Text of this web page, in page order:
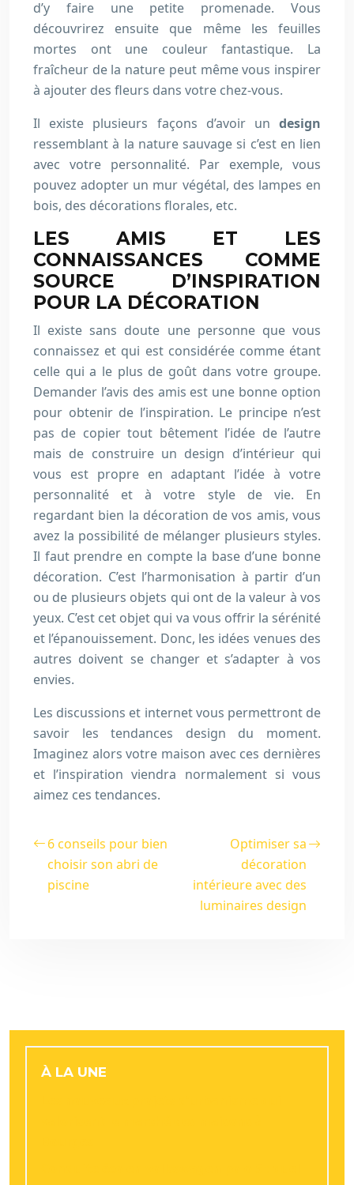
d’y faire une petite promenade. Vous
découvrirez ensuite que même les feuilles
mortes ont une couleur fantastique. La
fraîcheur de la nature peut même vous inspirer
à ajouter des fleurs dans votre chez-vous.
Il existe plusieurs façons d’avoir un design
ressemblant à la nature sauvage si c’est en lien
avec votre personnalité. Par exemple, vous
pouvez adopter un mur végétal, des lampes en
bois, des décorations florales, etc.
LES AMIS ET LES
CONNAISSANCES COMME
SOURCE D’INSPIRATION
POUR LA DÉCORATION
Il existe sans doute une personne que vous
connaissez et qui est considérée comme étant
celle qui a le plus de goût dans votre groupe.
Demander l’avis des amis est une bonne option
pour obtenir de l’inspiration. Le principe n’est
pas de copier tout bêtement l’idée de l’autre
mais de construire un design d’intérieur qui
vous est propre en adaptant l’idée à votre
personnalité et à votre style de vie. En
regardant bien la décoration de vos amis, vous
avez la possibilité de mélanger plusieurs styles.
Il faut prendre en compte la base d’une bonne
décoration. C’est l’harmonisation à partir d’un
ou de plusieurs objets qui ont de la valeur à vos
yeux. C’est cet objet qui va vous offrir la sérénité
et l’épanouissement. Donc, les idées venues des
autres doivent se changer et s’adapter à vos
envies.
Les discussions et internet vous permettront de
savoir les tendances design du moment.
Imaginez alors votre maison avec ces dernières
et l’inspiration viendra normalement si vous
aimez ces tendances.
6 conseils pour bien
choisir son abri de
piscine
Optimiser sa
décoration
intérieure avec des
luminaires design
À LA UNE